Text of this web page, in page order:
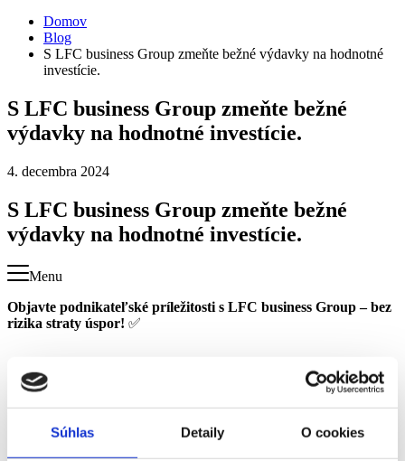
Súhlas Detaily O cookies
Domov
Blog
S LFC business Group zmeňte bežné výdavky na hodnotné
investície.
S LFC business Group zmeňte bežné
výdavky na hodnotné investície.
4. decembra 2024
S LFC business Group zmeňte bežné
výdavky na hodnotné investície.
Menu
Objavte podnikateľské príležitosti s LFC business Group – bez
rizika straty úspor! ✅